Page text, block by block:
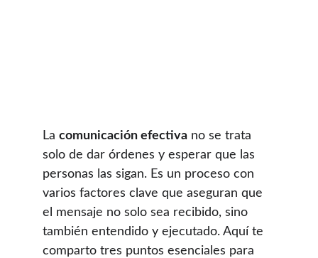
La comunicación efectiva no se trata
solo de dar órdenes y esperar que las
personas las sigan. Es un proceso con
varios factores clave que aseguran que
el mensaje no solo sea recibido, sino
también entendido y ejecutado. Aquí te
comparto tres puntos esenciales para